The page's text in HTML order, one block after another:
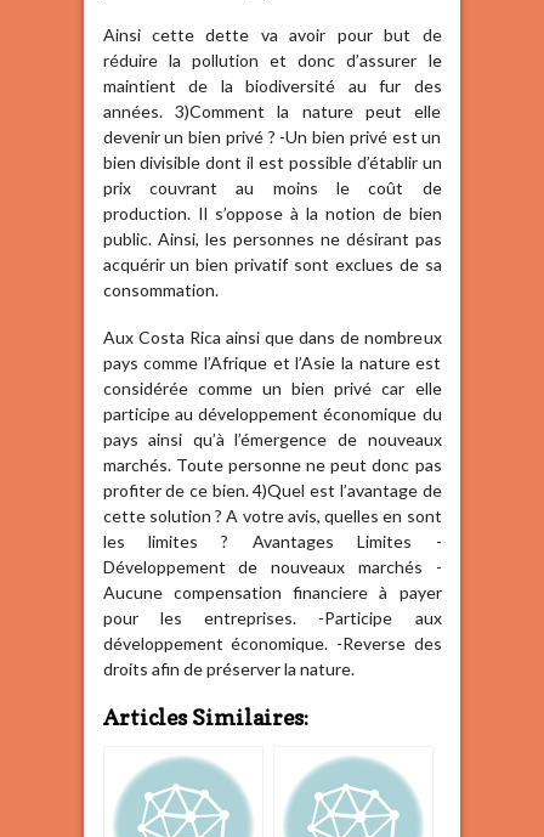
Ainsi cette dette va avoir pour but de
réduire la pollution et donc d’assurer le
maintient de la biodiversité au fur des
années. 3)Comment la nature peut elle
devenir un bien privé ? -Un bien privé est un
bien divisible dont il est possible d’établir un
prix couvrant au moins le coût de
production. Il s’oppose à la notion de bien
public. Ainsi, les personnes ne désirant pas
acquérir un bien privatif sont exclues de sa
consommation.
Aux Costa Rica ainsi que dans de nombreux
pays comme l’Afrique et l’Asie la nature est
considérée comme un bien privé car elle
participe au développement économique du
pays ainsi qu’à l’émergence de nouveaux
marchés. Toute personne ne peut donc pas
profiter de ce bien. 4)Quel est l’avantage de
cette solution ? A votre avis, quelles en sont
les limites ? Avantages Limites -
Développement de nouveaux marchés -
Aucune compensation financiere à payer
pour les entreprises. -Participe aux
développement économique. -Reverse des
droits afin de préserver la nature.
Articles Similaires: